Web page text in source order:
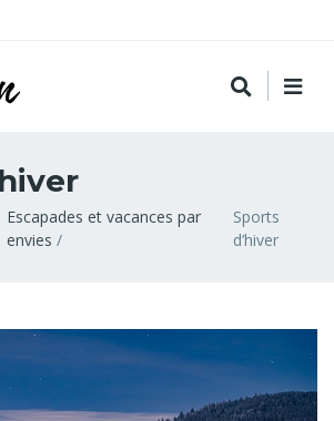
Escapades et vacances par
envies
Sports
d’hiver